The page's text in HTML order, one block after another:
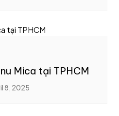
Mica tại TPHCM
8, 2025